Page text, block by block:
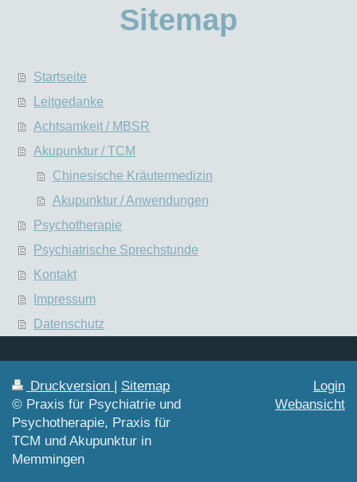
Sitemap
Startseite
Leitgedanke
Achtsamkeit / MBSR
Akupunktur / TCM
Chinesische Kräutermedizin
Akupunktur / Anwendungen
Psychotherapie
Psychiatrische Sprechstunde
Kontakt
Impressum
Datenschutz
Druckversion
Sitemap
© Praxis für Psychiatrie und
Psychotherapie, Praxis für
TCM und Akupunktur in
Memmingen
Login
Webansicht